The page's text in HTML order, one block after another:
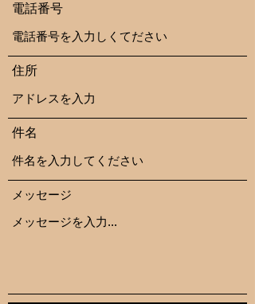
電話番号
住所
件名
メッセージ